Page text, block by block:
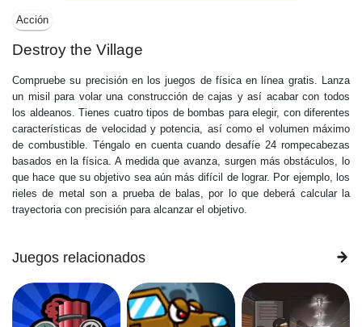
Acción
Destroy the Village
Compruebe su precisión en los juegos de física en línea gratis. Lanza
un misil para volar una construcción de cajas y así acabar con todos
los aldeanos. Tienes cuatro tipos de bombas para elegir, con diferentes
características de velocidad y potencia, así como el volumen máximo
de combustible. Téngalo en cuenta cuando desafíe 24 rompecabezas
basados en la física. A medida que avanza, surgen más obstáculos, lo
que hace que su objetivo sea aún más difícil de lograr. Por ejemplo, los
rieles de metal son a prueba de balas, por lo que deberá calcular la
trayectoria con precisión para alcanzar el objetivo.
Juegos relacionados